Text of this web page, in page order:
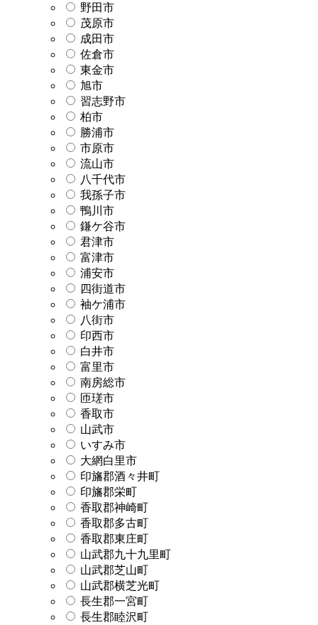
野田市
茂原市
成田市
佐倉市
東金市
旭市
習志野市
柏市
勝浦市
市原市
流山市
八千代市
我孫子市
鴨川市
鎌ケ谷市
君津市
富津市
浦安市
四街道市
袖ケ浦市
八街市
印西市
白井市
富里市
南房総市
匝瑳市
香取市
山武市
いすみ市
大網白里市
印旛郡酒々井町
印旛郡栄町
香取郡神崎町
香取郡多古町
香取郡東庄町
山武郡九十九里町
山武郡芝山町
山武郡横芝光町
長生郡一宮町
長生郡睦沢町